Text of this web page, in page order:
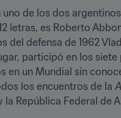
de los dos
letras, es Roberto
del defensa de 1962
participó en los
en un Mundial sin
los encuentros de la
República Federal de